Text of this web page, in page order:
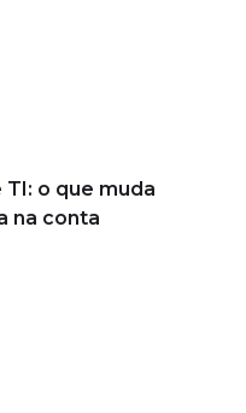
o que muda
na conta